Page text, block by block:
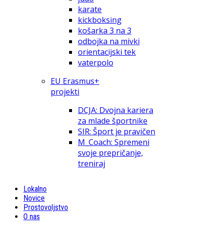
karate
kickboksing
košarka 3 na 3
odbojka na mivki
orientacijski tek
vaterpolo
EU Erasmus+
projekti
DCJA: Dvojna kariera
za mlade športnike
SIR: Šport je pravičen
M_Coach: Spremeni
svoje prepričanje,
treniraj
Lokalno
Novice
Prostovoljstvo
O nas